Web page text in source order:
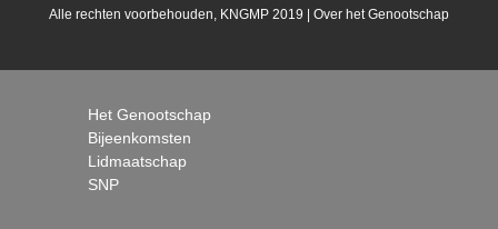
Het Genootschap
Bijeenkomsten
Lidmaatschap
SNP
Alle rechten voorbehouden, KNGMP 2019 | Over het Genootschap